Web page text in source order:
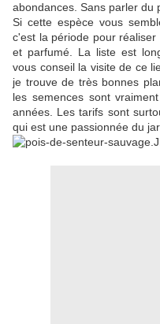
abondances. Sans parler du
Si cette espèce vous
c'est la période pour
et parfumé. La liste est
vous conseil la visite de ce
je trouve de très bonnes
les semences sont
années. Les tarifs sont
qui est une passionnée du